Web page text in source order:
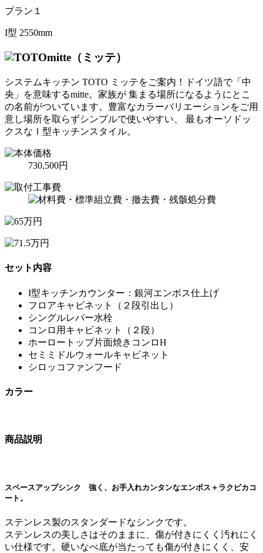
プラン１
I型 2550mm
mitte（ミッテ）
システムキッチン TOTO ミッテをご案内！ドイツ語で「中
央」を意味するmitte。家族が 集まる場所になるようにとこ
の名前がついています。豊富なカラーバリエーションをご用
意し場所を取らずシンプルで使いやすい、 最もオーソドッ
クスなＩ型キッチンスタイル。
730,500円
セット内容
I型キッチンカウンター：銀河エンボス仕上げ
フロアキャビネット（２段引出し）
シングルレバー水栓
コンロ用キャビネット（２段）
ホーロートップ片面焼きコンロH
セミミドルウォールキャビネット
シロッコファンフード
カラー
商品説明
スペースアップシンク 強く、お手入れカンタンなエンボス＋ラクピカコ
ート。
ステンレス製のスタンダードなシンクです。
ステンレスの美しさはそのままに、傷が付きにくく汚れにく
い仕様です。硬いなべ底が当たっても傷が付きにくく、安